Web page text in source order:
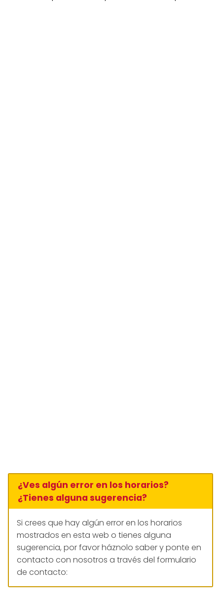
¿Ves algún error en los horarios?
¿Tienes alguna sugerencia?
Si crees que hay algún error en los horarios
mostrados en esta web o tienes alguna
sugerencia, por favor háznolo saber y ponte en
contacto con nosotros a través del formulario
de contacto: